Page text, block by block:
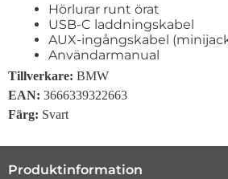
Hörlurar runt örat
USB-C laddningskabel
AUX-ingångskabel
Användarmanual
Tillverkare: BMW
EAN: 3666339322663
Färg: Svart
Produktinformation